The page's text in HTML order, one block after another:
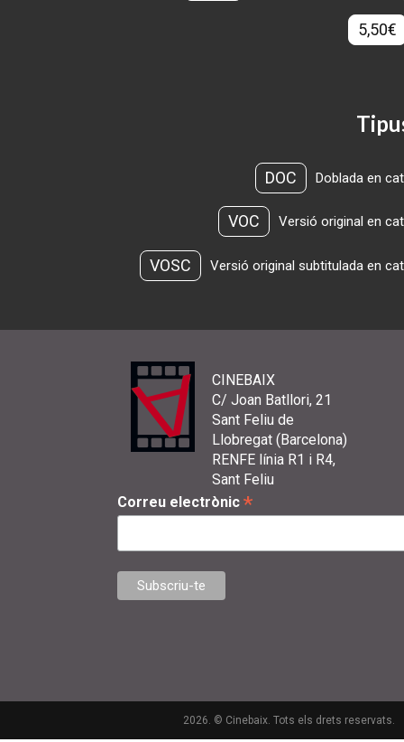
5,50€
DOC Doblada en
VOC Versió original en
VOSC Versió original subtitulada en
CINEBAIX
C/ Joan Batllori, 21
Sant Feliu de
Llobregat (Barcelona)
RENFE línia R1 i R4,
Sant Feliu
Correu electrònic *
2026. © Cinebaix. Tots els drets reservats.